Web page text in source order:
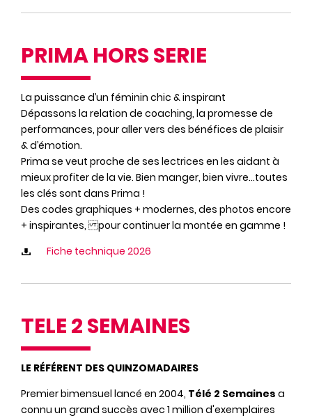
PRIMA HORS SERIE
La puissance d’un féminin chic & inspirant
Dépassons la relation de coaching, la promesse de
performances, pour aller vers des bénéfices de plaisir
& d’émotion.
Prima se veut proche de ses lectrices en les aidant à
mieux profiter de la vie. Bien manger, bien vivre…toutes
les clés sont dans Prima !
Des codes graphiques + modernes, des photos encore
+ inspirantes, pour continuer la montée en gamme !
Fiche technique 2026
TELE 2 SEMAINES
LE RÉFÉRENT DES QUINZOMADAIRES
Premier bimensuel lancé en 2004, Télé 2 Semaines a
connu un grand succès avec 1 million d'exemplaires